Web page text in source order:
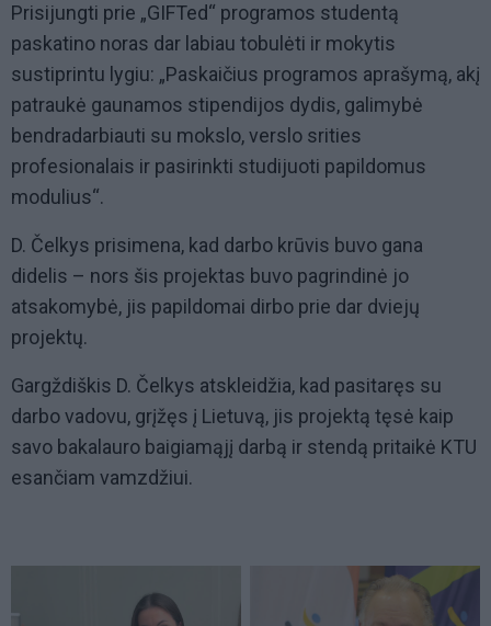
Prisijungti prie „GIFTed“ programos studentą
paskatino noras dar labiau tobulėti ir mokytis
sustiprintu lygiu: „Paskaičius programos aprašymą, akį
patraukė gaunamos stipendijos dydis, galimybė
bendradarbiauti su mokslo, verslo srities
profesionalais ir pasirinkti studijuoti papildomus
modulius“.
D. Čelkys prisimena, kad darbo krūvis buvo gana
didelis – nors šis projektas buvo pagrindinė jo
atsakomybė, jis papildomai dirbo prie dar dviejų
projektų.
Gargždiškis D. Čelkys atskleidžia, kad pasitaręs su
darbo vadovu, grįžęs į Lietuvą, jis projektą tęsė kaip
savo bakalauro baigiamąjį darbą ir stendą pritaikė KTU
esančiam vamzdžiui.